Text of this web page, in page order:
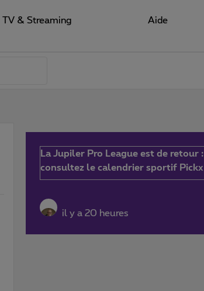
TV & Streaming Aide
La Jupiler Pro League est de retour :
consultez le calendrier sportif Pickx
il y a 20 heures